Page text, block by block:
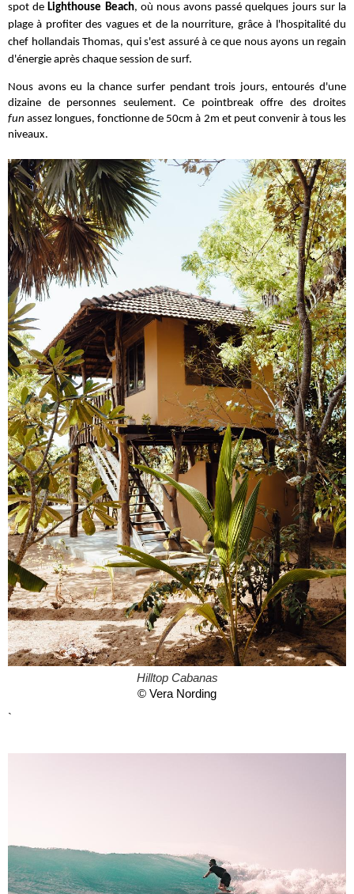
spot de Lighthouse Beach, où nous avons passé quelques jours sur la
plage à profiter des vagues et de la nourriture, grâce à l'hospitalité du
chef hollandais Thomas, qui s'est assuré à ce que nous ayons un regain
d'énergie après chaque session de surf.
Nous avons eu la chance surfer pendant trois jours, entourés d'une
dizaine de personnes seulement. Ce pointbreak offre des droites
fun assez longues, fonctionne de 50cm à 2m et peut convenir à tous les
niveaux.
Hilltop Cabanas
© Vera Nording
`